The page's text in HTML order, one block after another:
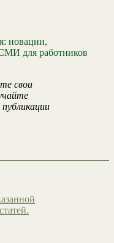
новации,
для работников
свои